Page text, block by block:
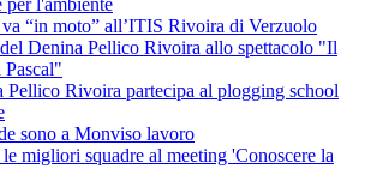
per l'ambiente
“in moto” all’ITIS Rivoira di Verzuolo
Denina Pellico Rivoira allo spettacolo "Il
Pellico Rivoira partecipa al plogging school
sono a Monviso lavoro
le migliori squadre al meeting 'Conoscere la